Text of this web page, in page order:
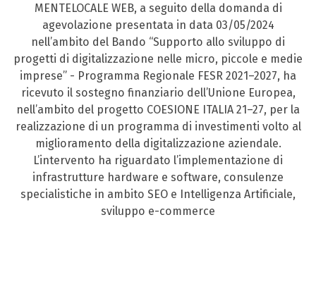
MENTELOCALE WEB, a seguito della domanda di
agevolazione presentata in data 03/05/2024
nell’ambito del Bando “Supporto allo sviluppo di
progetti di digitalizzazione nelle micro, piccole e medie
imprese” - Programma Regionale FESR 2021–2027, ha
ricevuto il sostegno finanziario dell’Unione Europea,
nell’ambito del progetto COESIONE ITALIA 21–27, per la
realizzazione di un programma di investimenti volto al
miglioramento della digitalizzazione aziendale.
L’intervento ha riguardato l’implementazione di
infrastrutture hardware e software, consulenze
specialistiche in ambito SEO e Intelligenza Artificiale,
sviluppo e-commerce